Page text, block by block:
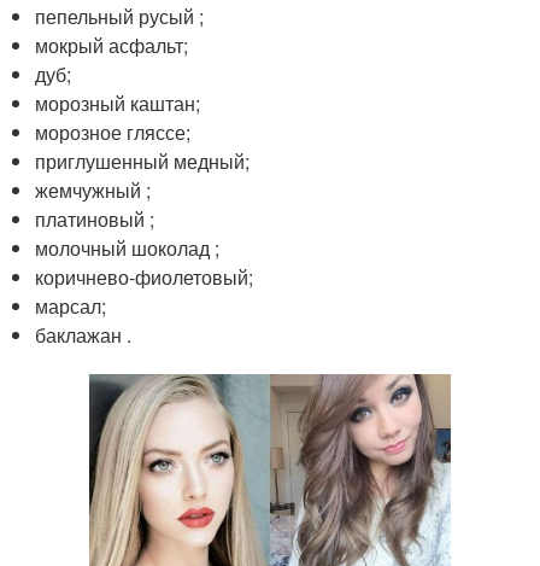
пепельный русый ;
мокрый асфальт;
дуб;
морозный каштан;
морозное гляссе;
приглушенный медный;
жемчужный ;
платиновый ;
молочный шоколад ;
коричнево-фиолетовый;
марсал;
баклажан .